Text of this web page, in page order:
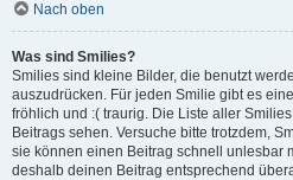
Nach oben
Was sind Smilies?
Smilies sind kleine Bilder, die benutzt
auszudrücken. Für jeden Smilie gibt es
fröhlich und :( traurig. Die Liste aller
Beitrags sehen. Versuche bitte trotzdem,
sie können einen Beitrag schnell unlesbar
deshalb deinen Beitrag entsprechend